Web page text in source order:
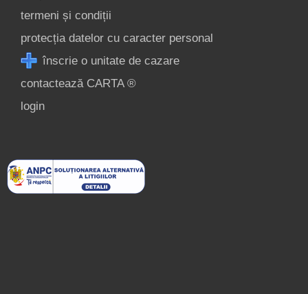
termeni și condiții
protecția datelor cu caracter personal
înscrie o unitate de cazare
contactează CARTA ®
login